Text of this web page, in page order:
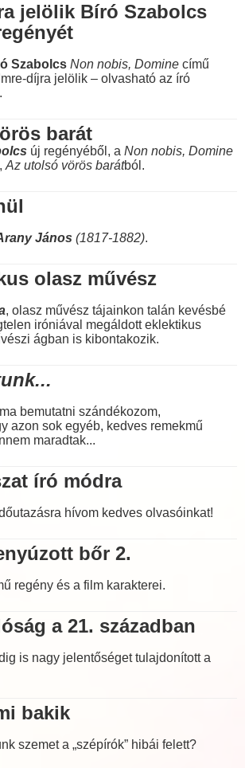
jelölik Bíró Szabolcs
Szabolcs Non nobis, Domine című
díjra jelölik – olvasható az író
barát
új regényéből, a Non nobis, Domine
Az utolsó vörös barátból.
János (1817-1882).
olasz művész
, olasz művész tájainkon talán kevésbé
iróniával megáldott eklektikus
ágban is kibontakozik.
bemutatni szándékozom,
azon sok egyéb, kedves remekmű
maradtak...
író módra
hívom kedves olvasóinkat!
bőr 2.
regény és a film karakterei.
a 21. században
is nagy jelentőséget tulajdonított a
bakik
szemet a „szépírók” hibái felett?